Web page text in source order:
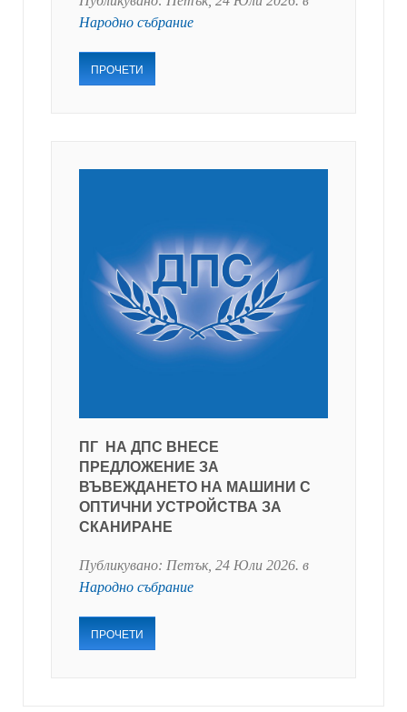
Народно събрание
ПРОЧЕТИ
ПГ НА ДПС ВНЕСЕ
ПРЕДЛОЖЕНИЕ ЗА
ВЪВЕЖДАНЕТО НА МАШИНИ С
ОПТИЧНИ УСТРОЙСТВА ЗА
СКАНИРАНЕ
Публикувано: Петък, 24 Юли 2026. в
Народно събрание
ПРОЧЕТИ